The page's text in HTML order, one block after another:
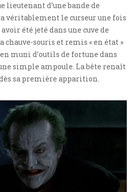
lieutenant d’une bande de
véritablement le curseur une fois
été jeté dans une cuve de
chauve-souris et remis « en état »
muni d’outils de fortune dans
simple ampoule. La bête renaît
sa première apparition.